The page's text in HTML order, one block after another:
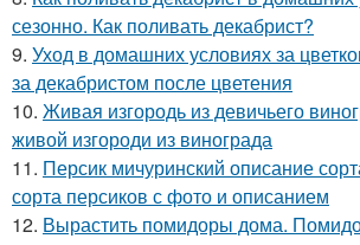
сезонно. Как поливать декабрист?
9. Уход в домашних условиях за
за декабристом после цветения
10. Живая изгородь из девичьего
живой изгороди из винограда
11. Персик мичуринский описание
сорта персиков с фото и описанием
12. Вырастить помидоры дома.